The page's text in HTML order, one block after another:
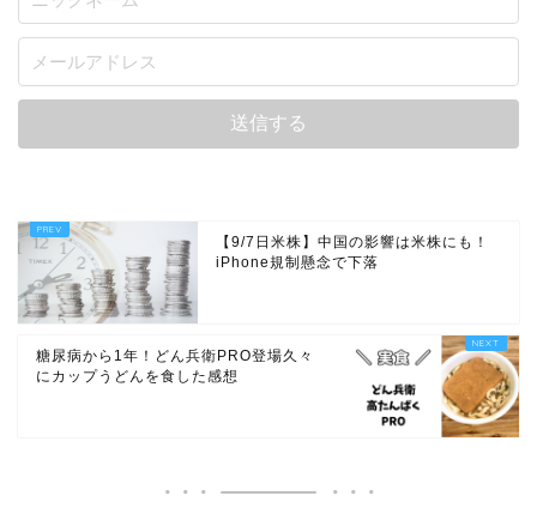
【9/7日米株】中国の影響は米株にも！
iPhone規制懸念で下落
糖尿病から1年！どん兵衛PRO登場久々
にカップうどんを食した感想